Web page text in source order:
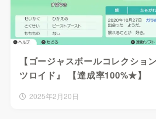
【ゴージャスボールコレクショ
ツロイド』 【達成率100%★】
2025年2月20日